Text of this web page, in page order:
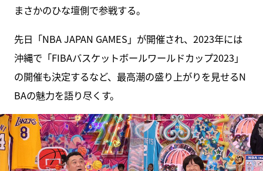
まさかのひな壇側で参戦する。
先日「NBA JAPAN GAMES」が開催され、2023年には
沖縄で「FIBAバスケットボールワールドカップ2023」
の開催も決定するなど、最高潮の盛り上がりを見せるN
BAの魅力を語り尽くす。